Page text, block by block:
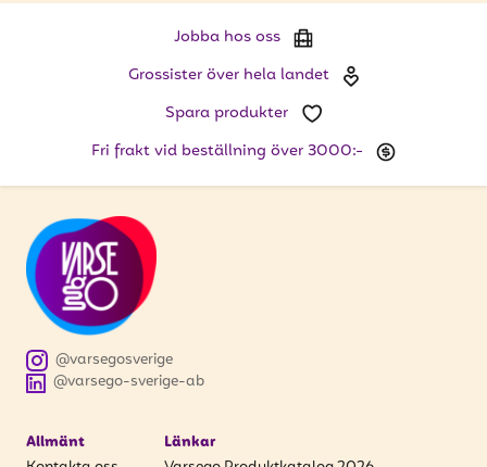
Jobba hos oss
Grossister över hela landet
Spara produkter
Fri frakt vid beställning över 3000:-
@varsego-sverige-ab
@varsegosverige
Allmänt
Länkar